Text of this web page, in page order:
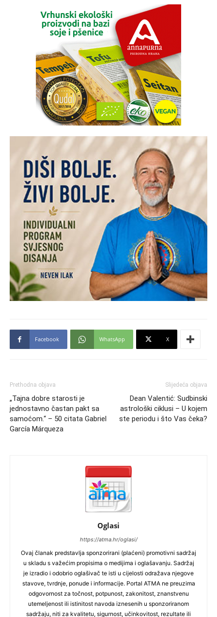
Facebook WhatsApp X
Prethodna objava
„Tajna dobre starosti je
jednostavno častan pakt sa
samoćom.“ – 50 citata Gabriel
García Márqueza
Slijedeća objava
Dean Valentić: Sudbinski
astrološki ciklusi – U kojem
ste periodu i što Vas čeka?
Oglasi
https://atma.hr/oglasi/
Ovaj članak predstavlja sponzorirani (plaćeni) promotivni sadržaj
u skladu s važećim propisima o medijima i oglašavanju. Sadržaj
je izradio i odobrio oglašivač te isti u cijelosti odražava njegove
stavove, tvrdnje, ponude i informacije. Portal ATMA ne preuzima
odgovornost za točnost, potpunost, zakonitost, znanstvenu
utemeljenost ili istinitost navoda iznesenih u sponzoriranom
sadržaju, niti za kvalitetu, sigurnost, učinkovitost, rezultate ili